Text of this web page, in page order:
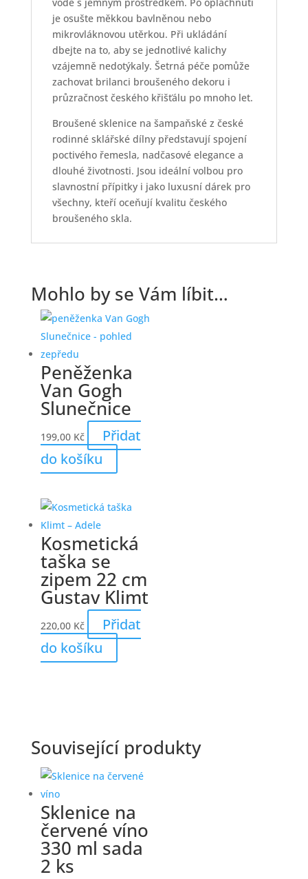
vodě s jemným prostředkem. Po opláchnutí
je osušte měkkou bavlněnou nebo
mikrovláknovou utěrkou. Při ukládání
dbejte na to, aby se jednotlivé kalichy
vzájemně nedotýkaly. Šetrná péče pomůže
zachovat brilanci broušeného dekoru i
průzračnost českého křišťálu po mnoho let.
Broušené sklenice na šampaňské z české
rodinné sklářské dílny představují spojení
poctivého řemesla, nadčasové elegance a
dlouhé životnosti. Jsou ideální volbou pro
slavnostní přípitky i jako luxusní dárek pro
všechny, kteří oceňují kvalitu českého
broušeného skla.
Mohlo by se Vám líbit…
Peněženka
Van Gogh
Slunečnice
199,00 Kč
Přidat
do košíku
Kosmetická
taška se
zipem 22 cm
Gustav Klimt
220,00 Kč
Přidat
do košíku
Související produkty
Sklenice na
červené víno
330 ml sada
2 ks